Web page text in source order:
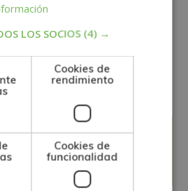
de la validez, contenidos y
título a nivel nacional e
información
LOS SOCIOS (4) →
Cookies de
rendimiento
Cookies de
funcionalidad